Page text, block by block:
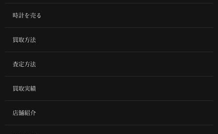
時計を売る
買取方法
査定方法
買取実績
店舗紹介